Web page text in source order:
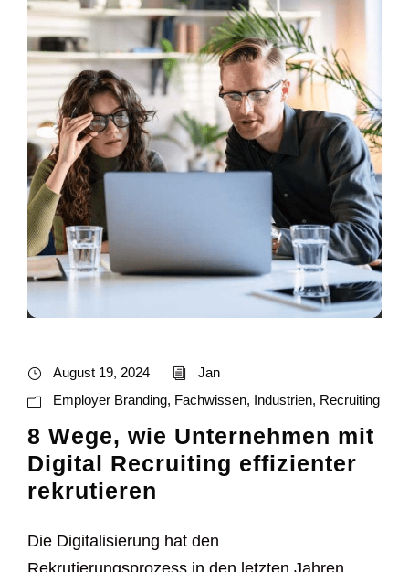
August 19, 2024
Jan
Employer Branding, Fachwissen, Industrien, Recruiting
8 Wege, wie Unternehmen mit
Digital Recruiting effizienter
rekrutieren
Die Digitalisierung hat den
Rekrutierungsprozess in den letzten Jahren